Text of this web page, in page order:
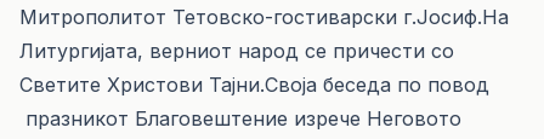
Митрополитот Тетовско-гостиварски г.Јосиф.На
Литургијата, верниот народ се причести со
Светите Христови Тајни.Своја беседа по повод
празникот Благовештение изрече Неговото